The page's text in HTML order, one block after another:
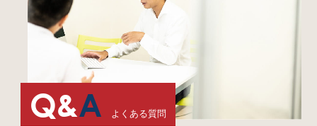
Q&A よくある質問